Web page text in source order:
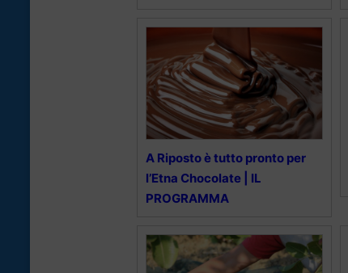
A Riposto è tutto pronto per
l’Etna Chocolate | IL
PROGRAMMA